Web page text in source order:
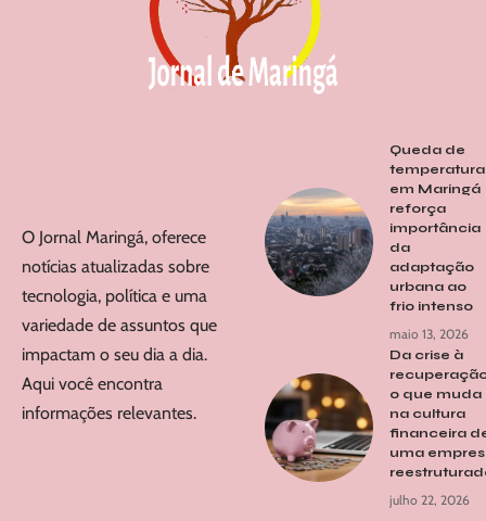
O Jornal Maringá, oferece
notícias atualizadas sobre
tecnologia, política e uma
variedade de assuntos que
impactam o seu dia a dia.
Aqui você encontra
informações relevantes.
Queda de
temperatura
em Maringá
reforça
importância
da
adaptação
urbana ao
frio intenso
maio 13, 2026
Da crise à
o que muda
na cultura
financeira
uma
julho 22, 2026